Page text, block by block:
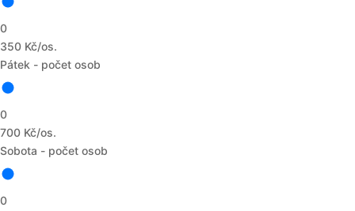
0
350 Kč/os.
Pátek - počet osob
0
700 Kč/os.
Sobota - počet osob
0